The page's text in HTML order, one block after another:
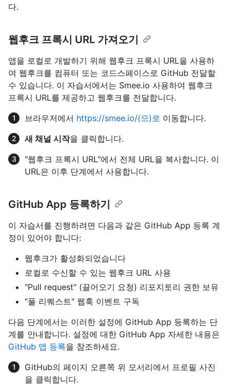
다.
웹후크 프록시 URL 가져오기
앱을 로컬로 개발하기 위해 웹후크 프록시 URL을 사용하
여 웹후크를 컴퓨터 또는 코드스페이스로 GitHub 전달할
수 있습니다. 이 자습서에서는 Smee.io 사용하여 웹후크
프록시 URL를 제공하고 웹후크를 전달합니다.
브라우저에서 https://smee.io/(으)로 이동합니다.
새 채널 시작을 클릭합니다.
"웹후크 프록시 URL"에서 전체 URL을 복사합니다. 이
URL은 이후 단계에서 사용합니다.
GitHub App 등록하기
이 자습서를 진행하려면 다음과 같은 GitHub App 등록 계
정이 있어야 합니다:
웹후크가 활성화되었습니다
로컬로 수신할 수 있는 웹후크 URL 사용
"Pull request" (끌어오기 요청) 리포지토리 권한 보유
"풀 리퀘스트" 웹훅 이벤트 구독
다음 단계에서는 이러한 설정에 GitHub App 등록하는 단
계를 안내합니다. 설정에 대한 GitHub App 자세한 내용은
GitHub 앱 등록을 참조하세요.
GitHub의 페이지 오른쪽 위 모서리에서 프로필 사진
을 클릭합니다.